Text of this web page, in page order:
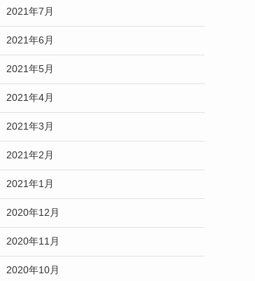
2021年7月
2021年6月
2021年5月
2021年4月
2021年3月
2021年2月
2021年1月
2020年12月
2020年11月
2020年10月